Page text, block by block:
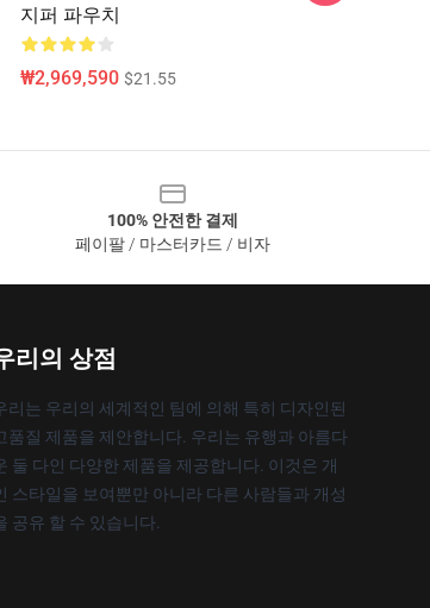
지퍼 파우치
₩2,969,590 $21.55
100% 안전한 결제
페이팔 / 마스터카드 / 비자
리의 상점
리는 우리의 세계적인 팀에 의해 특히 디자인된
품질 제품을 제안합니다. 우리는 유행과 아름다
둘 다인 다양한 제품을 제공합니다. 이것은 개
스타일을 보여뿐만 아니라 다른 사람들과 개성
공유 할 수 있습니다.